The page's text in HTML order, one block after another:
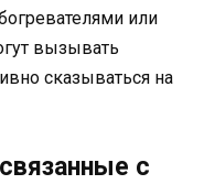
или
вызывать
сказываться на
с